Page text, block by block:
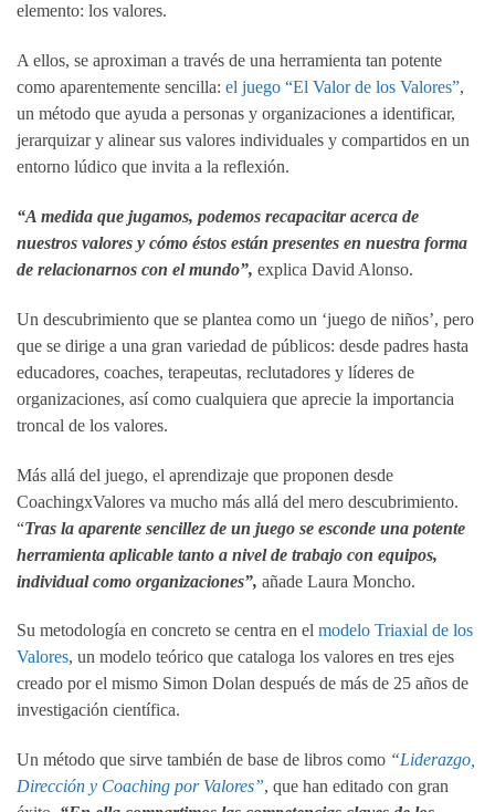
elemento: los valores.
A ellos, se aproximan a través de una herramienta tan potente
como aparentemente sencilla: el juego “El Valor de los Valores”,
un método que ayuda a personas y organizaciones a identificar,
jerarquizar y alinear sus valores individuales y compartidos en un
entorno lúdico que invita a la reflexión.
“A medida que jugamos, podemos recapacitar acerca de
nuestros valores y cómo éstos están presentes en nuestra forma
de relacionarnos con el mundo”, explica David Alonso.
Un descubrimiento que se plantea como un ‘juego de niños’, pero
que se dirige a una gran variedad de públicos: desde padres hasta
educadores, coaches, terapeutas, reclutadores y líderes de
organizaciones, así como cualquiera que aprecie la importancia
troncal de los valores.
Más allá del juego, el aprendizaje que proponen desde
CoachingxValores va mucho más allá del mero descubrimiento.
“Tras la aparente sencillez de un juego se esconde una potente
herramienta aplicable tanto a nivel de trabajo con equipos,
individual como organizaciones”, añade Laura Moncho.
Su metodología en concreto se centra en el modelo Triaxial de los
Valores, un modelo teórico que cataloga los valores en tres ejes
creado por el mismo Simon Dolan después de más de 25 años de
investigación científica.
Un método que sirve también de base de libros como “Liderazgo,
Dirección y Coaching por Valores”, que han editado con gran